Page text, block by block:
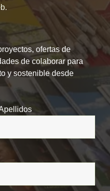
ofertas de
de colaborar para
y sostenible desde